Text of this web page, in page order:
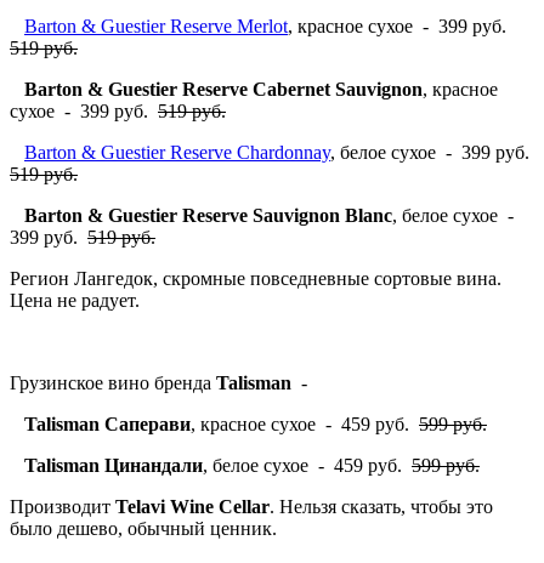
Barton & Guestier Reserve Merlot, красное сухое - 399 руб.
519 руб.
Barton & Guestier Reserve Cabernet Sauvignon, красное
сухое - 399 руб. 519 руб.
Barton & Guestier Reserve Chardonnay, белое сухое - 399 руб.
519 руб.
Barton & Guestier Reserve Sauvignon Blanc, белое сухое -
399 руб. 519 руб.
Регион Лангедок, скромные повседневные сортовые вина.
Цена не радует.
Грузинское вино бренда Talisman -
Talisman Саперави, красное сухое - 459 руб. 599 руб.
Talisman Цинандали, белое сухое - 459 руб. 599 руб.
Производит Telavi Wine Cellar. Нельзя сказать, чтобы это
было дешево, обычный ценник.